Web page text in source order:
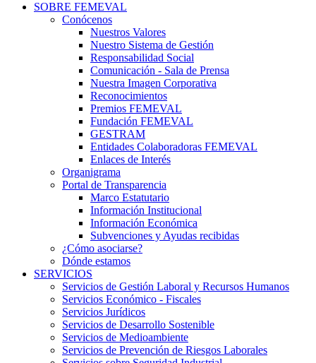
SOBRE FEMEVAL
Conócenos
Nuestros Valores
Nuestro Sistema de Gestión
Responsabilidad Social
Comunicación - Sala de Prensa
Nuestra Imagen Corporativa
Reconocimientos
Premios FEMEVAL
Fundación FEMEVAL
GESTRAM
Entidades Colaboradoras FEMEVAL
Enlaces de Interés
Organigrama
Portal de Transparencia
Marco Estatutario
Información Institucional
Información Económica
Subvenciones y Ayudas recibidas
¿Cómo asociarse?
Dónde estamos
SERVICIOS
Servicios de Gestión Laboral y Recursos Humanos
Servicios Económico - Fiscales
Servicios Jurídicos
Servicios de Desarrollo Sostenible
Servicios de Medioambiente
Servicios de Prevención de Riesgos Laborales